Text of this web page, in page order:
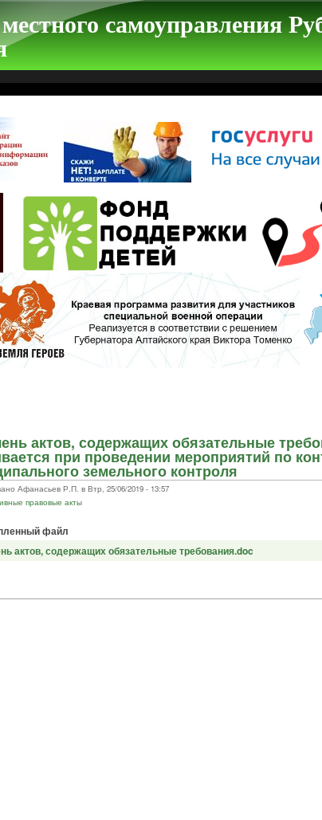
самоуправления
актов, содержащих обязательные
при проведении мероприятий по
земельного контроля
Афанасьев Р.П. в Втр, 25/06/2019 - 13:57
правовые акты
файл
актов, содержащих обязательные требования.doc